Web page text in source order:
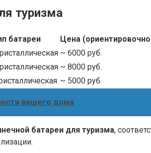
туризма
батареи
Цена
~ 6000 руб.
~ 8000 руб.
~ 5000 руб.
вашего дома
батареи для туризма,